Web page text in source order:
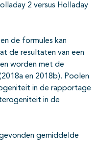
2 versus Holladay
de formules kan
de resultaten van een
worden met de
en 2018b). Poolen
in de rapportage
in de
gemiddelde